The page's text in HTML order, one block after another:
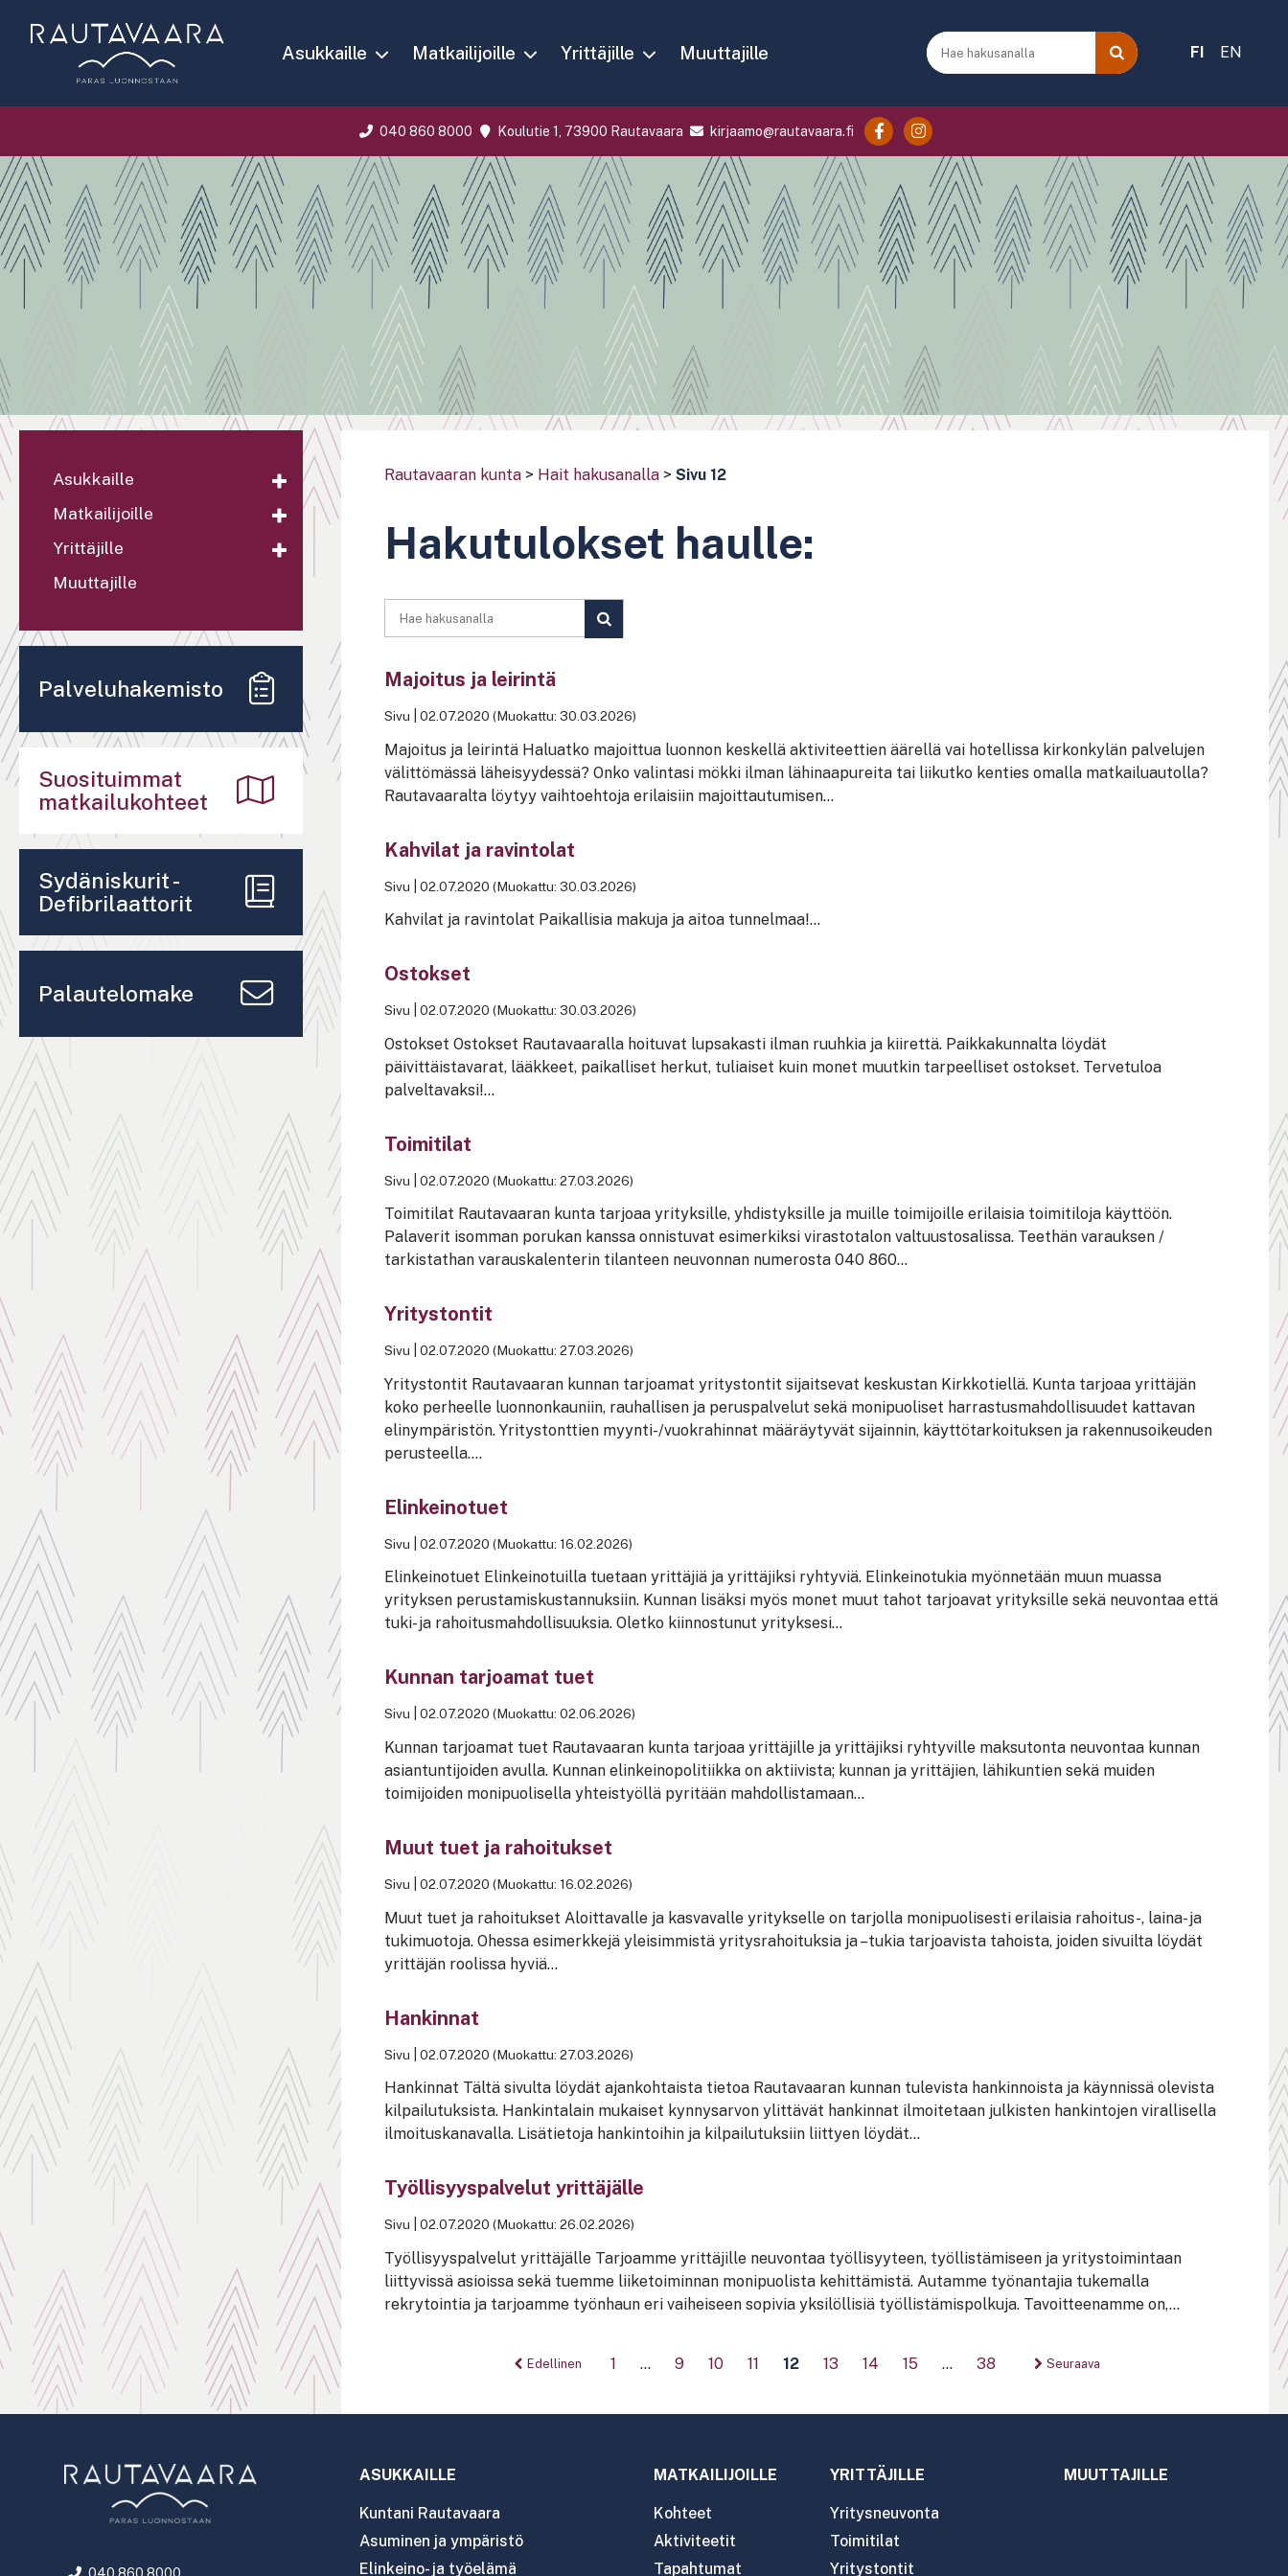
Asukkaille Matkailijoille Yrittäjille Muuttajille FI EN
040 860 8000 Koulutie 1, 73900 Rautavaara kirjaamo@rautavaara.fi
Rautavaaran kunta > Hait hakusanalla > Sivu 12
Hakutulokset haulle:
HAKU
Majoitus ja leirintä
Sivu 02.07.2020 (Muokattu: 30.03.2026)
Majoitus ja leirintä Haluatko majoittua luonnon keskellä aktiviteettien äärellä vai hotellissa kirkonkylän palvelujen
välittömässä läheisyydessä? Onko valintasi mökki ilman lähinaapureita tai liikutko kenties omalla matkailuautolla?
Rautavaaralta löytyy vaihtoehtoja erilaisiin majoittautumisen...
Kahvilat ja ravintolat
Sivu 02.07.2020 (Muokattu: 30.03.2026)
Kahvilat ja ravintolat Paikallisia makuja ja aitoa tunnelmaa!...
Ostokset
Sivu 02.07.2020 (Muokattu: 30.03.2026)
Ostokset Ostokset Rautavaaralla hoituvat lupsakasti ilman ruuhkia ja kiirettä. Paikkakunnalta löydät
päivittäistavarat, lääkkeet, paikalliset herkut, tuliaiset kuin monet muutkin tarpeelliset ostokset. Tervetuloa
palveltavaksi!...
Toimitilat
Sivu 02.07.2020 (Muokattu: 27.03.2026)
Toimitilat Rautavaaran kunta tarjoaa yrityksille, yhdistyksille ja muille toimijoille erilaisia toimitiloja käyttöön.
Palaverit isomman porukan kanssa onnistuvat esimerkiksi virastotalon valtuustosalissa. Teethän varauksen /
tarkistathan varauskalenterin tilanteen neuvonnan numerosta 040 860...
Yritystontit
Sivu 02.07.2020 (Muokattu: 27.03.2026)
Yritystontit Rautavaaran kunnan tarjoamat yritystontit sijaitsevat keskustan Kirkkotiellä. Kunta tarjoaa yrittäjän
koko perheelle luonnonkauniin, rauhallisen ja peruspalvelut sekä monipuoliset harrastusmahdollisuudet kattavan
elinympäristön. Yritystonttien myynti-/vuokrahinnat määräytyvät sijainnin, käyttötarkoituksen ja rakennusoikeuden
perusteella....
Elinkeinotuet
Sivu 02.07.2020 (Muokattu: 16.02.2026)
Elinkeinotuet Elinkeinotuilla tuetaan yrittäjiä ja yrittäjiksi ryhtyviä. Elinkeinotukia myönnetään muun muassa
yrityksen perustamiskustannuksiin. Kunnan lisäksi myös monet muut tahot tarjoavat yrityksille sekä neuvontaa että
tuki- ja rahoitusmahdollisuuksia. Oletko kiinnostunut yrityksesi...
Kunnan tarjoamat tuet
Sivu 02.07.2020 (Muokattu: 02.06.2026)
Kunnan tarjoamat tuet Rautavaaran kunta tarjoaa yrittäjille ja yrittäjiksi ryhtyville maksutonta neuvontaa kunnan
asiantuntijoiden avulla. Kunnan elinkeinopolitiikka on aktiivista; kunnan ja yrittäjien, lähikuntien sekä muiden
toimijoiden monipuolisella yhteistyöllä pyritään mahdollistamaan...
Muut tuet ja rahoitukset
Sivu 02.07.2020 (Muokattu: 16.02.2026)
Muut tuet ja rahoitukset Aloittavalle ja kasvavalle yritykselle on tarjolla monipuolisesti erilaisia rahoitus-, laina- ja
tukimuotoja. Ohessa esimerkkejä yleisimmistä yritysrahoituksia ja –tukia tarjoavista tahoista, joiden sivuilta löydät
yrittäjän roolissa hyviä...
Hankinnat
Sivu 02.07.2020 (Muokattu: 27.03.2026)
Hankinnat Tältä sivulta löydät ajankohtaista tietoa Rautavaaran kunnan tulevista hankinnoista ja käynnissä olevista
kilpailutuksista. Hankintalain mukaiset kynnysarvon ylittävät hankinnat ilmoitetaan julkisten hankintojen virallisella
ilmoituskanavalla. Lisätietoja hankintoihin ja kilpailutuksiin liittyen löydät...
Työllisyyspalvelut yrittäjälle
Sivu 02.07.2020 (Muokattu: 26.02.2026)
Työllisyyspalvelut yrittäjälle Tarjoamme yrittäjille neuvontaa työllisyyteen, työllistämiseen ja yritystoimintaan
liittyvissä asioissa sekä tuemme liiketoiminnan monipuolista kehittämistä. Autamme työnantajia tukemalla
rekrytointia ja tarjoamme työnhaun eri vaiheiseen sopivia yksilöllisiä työllistämispolkuja. Tavoitteenamme on,...
Sivutus
Edellinen 1 … 9 10 11 12 13 14 15 … 38 Seuraava
Asukkaille
Matkailijoille
Yrittäjille
Muuttajille
Palveluhakemisto
Suosituimmat
matkailukohteet
Sydäniskurit -
Defibrilaattorit
Palautelomake
ASUKKAILLE
Kuntani Rautavaara
Asuminen ja ympäristö
Elinkeino- ja työelämä
MATKAILIJOILLE
Kohteet
Aktiviteetit
Tapahtumat
YRITTÄJILLE
Yritysneuvonta
Toimitilat
Yritystontit
MUUTTAJILLE